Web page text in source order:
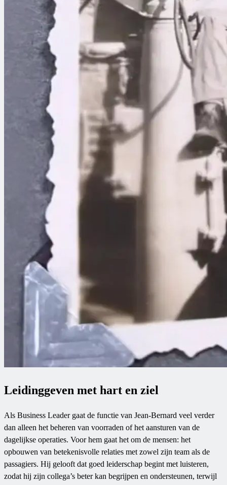
Leidinggeven met hart en ziel
Als Business Leader gaat de functie van Jean-Bernard veel verder
dan alleen het beheren van voorraden of het aansturen van de
dagelijkse operaties. Voor hem gaat het om de mensen: het
opbouwen van betekenisvolle relaties met zowel zijn team als de
passagiers. Hij gelooft dat goed leiderschap begint met luisteren,
zodat hij zijn collega’s beter kan begrijpen en ondersteunen, terwijl